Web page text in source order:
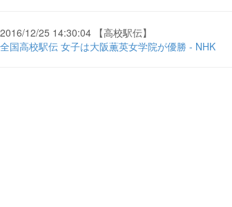
2016/12/25 14:30:04 【高校駅伝】
全国高校駅伝 女子は大阪薫英女学院が優勝 - NHK